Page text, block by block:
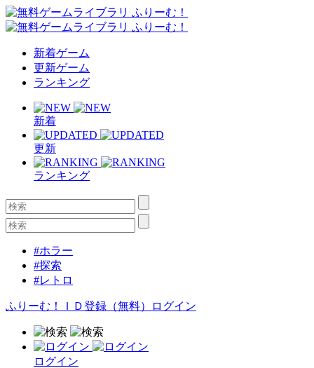
新着ゲーム
更新ゲーム
ランキング
新着
更新
ランキング
#ホラー
#探索
#レトロ
ふりーむ！ＩＤ登録（無料） ログイン
ログイン